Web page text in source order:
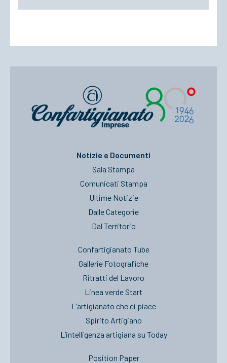
Notizie e Documenti
Sala Stampa
Comunicati Stampa
Ultime Notizie
Dalle Categorie
Dal Territorio
Confartigianato Tube
Gallerie Fotografiche
Ritratti del Lavoro
Linea verde Start
L’artigianato che ci piace
Spirito Artigiano
L’intelligenza artigiana su Today
Position Paper